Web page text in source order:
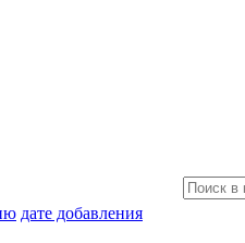
дате добавления